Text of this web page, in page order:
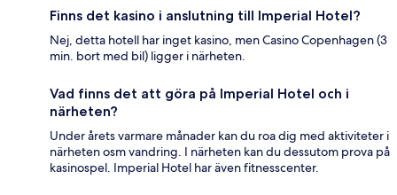
Finns det kasino i anslutning till Imperial Hotel?
Nej, detta hotell har inget kasino, men Casino Copenhagen (3
min. bort med bil) ligger i närheten.
Vad finns det att göra på Imperial Hotel och i
närheten?
Under årets varmare månader kan du roa dig med aktiviteter i
närheten osm vandring. I närheten kan du dessutom prova på
kasinospel. Imperial Hotel har även fitnesscenter.